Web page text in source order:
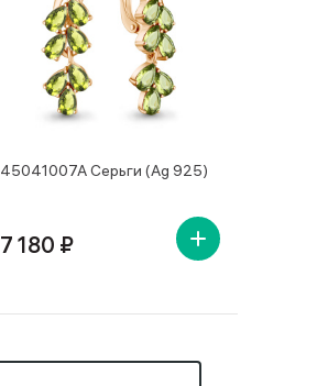
45041007А Серьги (Ag 925)
7 180 ₽